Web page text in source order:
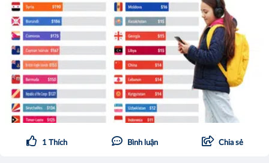
1 Thích Bình luận Chia sẻ